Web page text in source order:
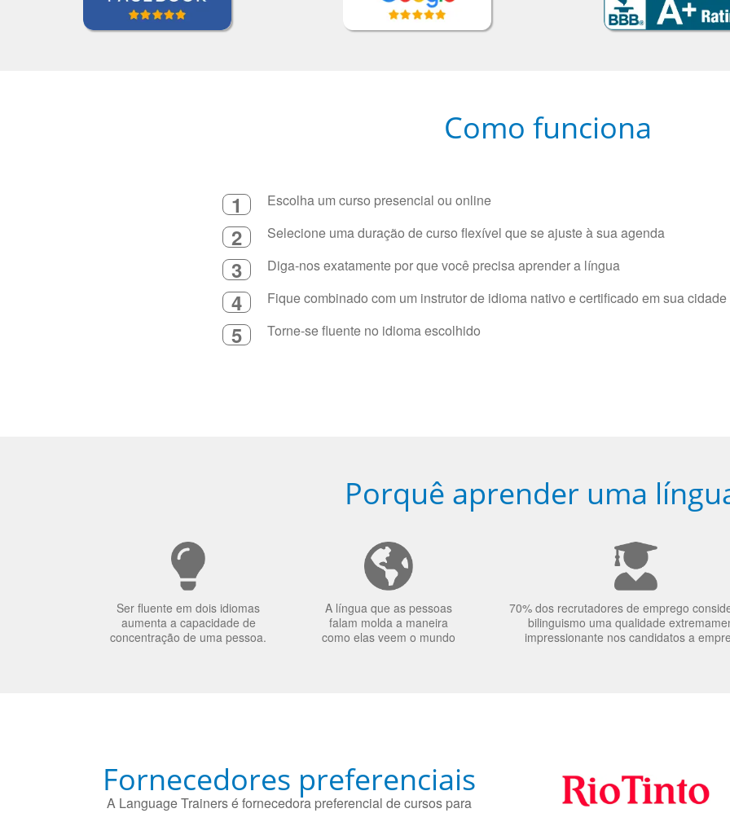
Como funciona
1 Escolha um curso presencial ou online
2 Selecione uma duração de curso flexível que se ajuste à sua agenda
3 Diga-nos exatamente por que você precisa aprender a língua
4 Fique combinado com um instrutor de idioma nativo e certificado em sua
5 Torne-se fluente no idioma escolhido
Porquê aprender uma
Ser fluente em dois idiomas
aumenta a capacidade de
concentração de uma pessoa.
A língua que as pessoas
falam molda a maneira
como elas veem o mundo
70% dos recrutadores de emprego
bilinguismo uma qualidade
impressionante nos candidatos a
Fornecedores preferenciais
A Language Trainers é fornecedora preferencial de cursos para